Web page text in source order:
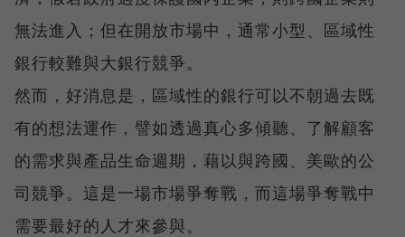
無法進入；但在開放市場中，通常小型、區域性
銀行較難與大銀行競爭。
然而，好消息是，區域性的銀行可以不朝過去既
有的想法運作，譬如透過真心多傾聽、了解顧客
的需求與產品生命週期，藉以與跨國、美歐的公
司競爭。這是一場市場爭奪戰，而這場爭奪戰中
需要最好的人才來參與。